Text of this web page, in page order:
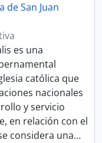
de San Juan
es una
católica que
nacionales
y servicio
en relación con el
considera una…